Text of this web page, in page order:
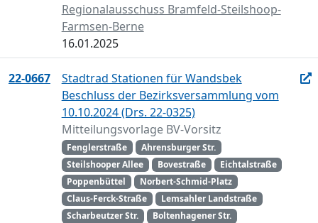
Regionalausschuss Bramfeld-Steilshoop-
Farmsen-Berne
16.01.2025
22-0667
Stadtrad Stationen für Wandsbek
Beschluss der Bezirksversammlung vom
10.10.2024 (Drs. 22-0325)
Mitteilungsvorlage BV-Vorsitz
Fenglerstraße
Ahrensburger Str.
Steilshooper Allee
Bovestraße
Eichtalstraße
Poppenbüttel
Norbert-Schmid-Platz
Claus-Ferck-Straße
Lemsahler Landstraße
Scharbeutzer Str.
Boltenhagener Str.